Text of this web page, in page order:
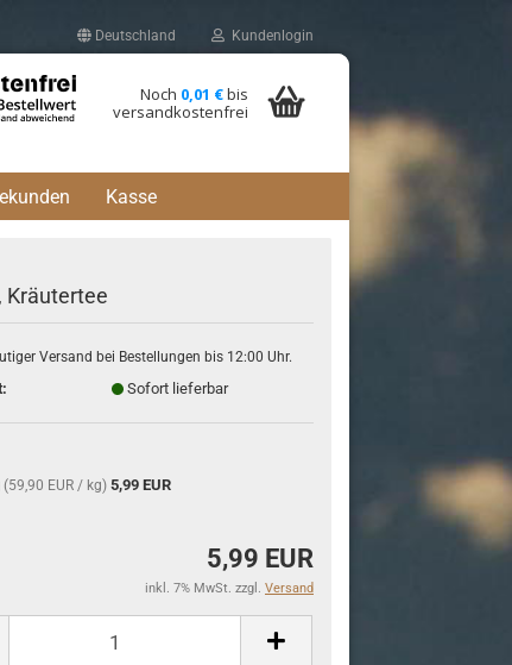
Deutschland Kundenlogin
erstellen
vergessen?
Noch 0,01 €bis
versandkostenfrei
Kasse
Kräutertee
Versand bei Bestellungen bis 12:00 Uhr.
Sofort lieferbar
(59,90 EUR / kg) 5,99 EUR
5,99 EUR
inkl. 7% MwSt. zzgl. Versand